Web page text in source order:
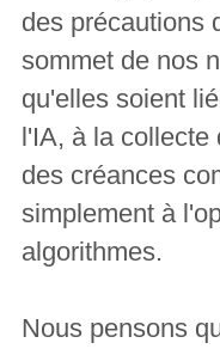
des précautions
sommet de nos
qu'elles soient
l'IA, à la collecte
des créances
simplement à
algorithmes.
Nous pensons